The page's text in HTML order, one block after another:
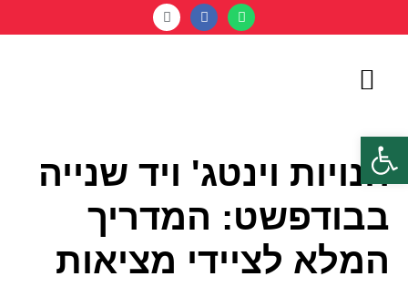
פתח סרגל נגישות
חנויות וינטג' ויד שנייה
בבודפשט: המדריך
המלא לציידי מציאות